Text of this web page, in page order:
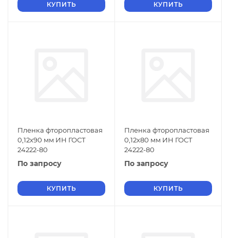
КУПИТЬ КУПИТЬ
Пленка фторопластовая
0,12х90 мм ИН ГОСТ
24222-80
По запросу
КУПИТЬ
Пленка фторопластовая
0,12х80 мм ИН ГОСТ
24222-80
По запросу
КУПИТЬ